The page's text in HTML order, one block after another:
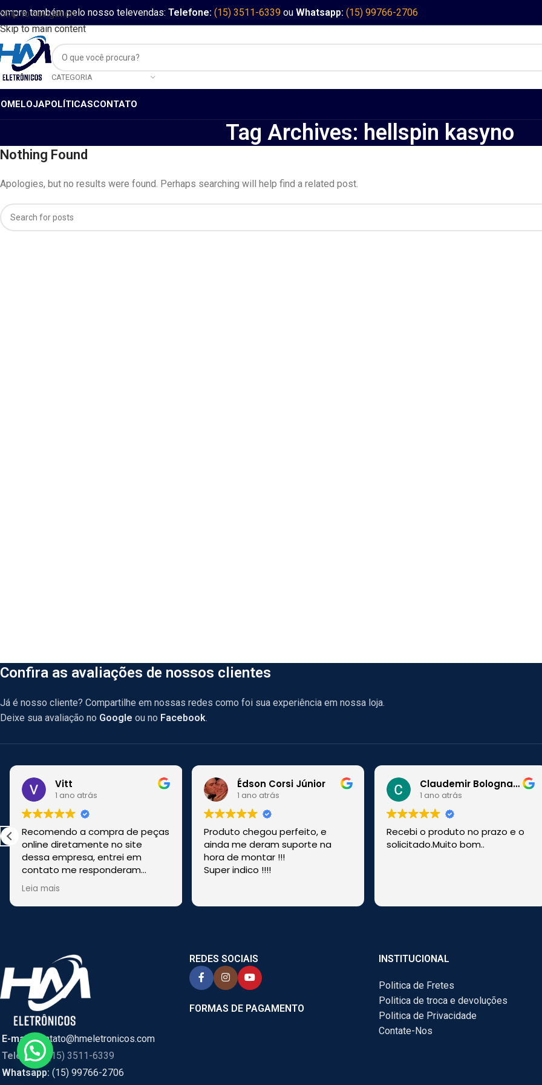
Skip to navigation
Skip to main content
também pelo nosso televendas: Telefone: (15) 3511-6339 ou Whatsapp: (15) 99766-2706
CATEGORIA
LOJAPOLÍTICASCONTATO
Tag Archives: hellspin kasyno
Nothing Found
Apologies, but no results were found. Perhaps searching will help find a related post.
Confira as avaliações de nossos clientes
Já é nosso cliente? Compartilhe em nossas redes como foi sua experiência em nossa loja.
Deixe sua avaliação no Google ou no Facebook.
Vitt
1 ano atrás
Recomendo a compra de peças
online diretamente no site
dessa empresa, entrei em
contato me responderam
rapido, me tiraram duvidas,
enviaram pela transportadora e
foi bem rapido. Comprei de
Leia mais
Édson Corsi Júnior
1 ano atrás
Produto chegou perfeito, e
ainda me deram suporte na
hora de montar !!!
Super indico !!!!
Claudemir Bolognato
1 ano atrás
Recebi o produto no prazo e o
solicitado.Muito bom..
E-mail:contato@hmeletronicos.com
Telefone: (15) 3511-6339
Whatsapp: (15) 99766-2706
REDES SOCIAIS
FORMAS DE PAGAMENTO
INSTITUCIONAL
Politica de Fretes
Politica de troca e devoluções
Politica de Privacidade
Contate-Nos